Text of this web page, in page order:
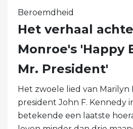
Beroemdheid
Het verhaal
Monroe's 'Happy
Mr. President'
Het zwoele lied van Marilyn
president John F. Kennedy
betekende een laatste